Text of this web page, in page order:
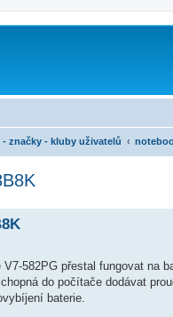
značky - kluby uživatelů
V7-582PG přestal fungovat
do počítače dodávat
baterie.